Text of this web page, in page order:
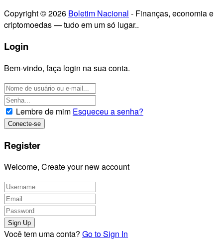
Copyright © 2026 Boletim Nacional - Finanças, economia e
criptomoedas — tudo em um só lugar..
Login
Bem-vindo, faça login na sua conta.
Lembre de mim Esqueceu a senha?
Register
Welcome, Create your new account
Você tem uma conta? Go to Sign In